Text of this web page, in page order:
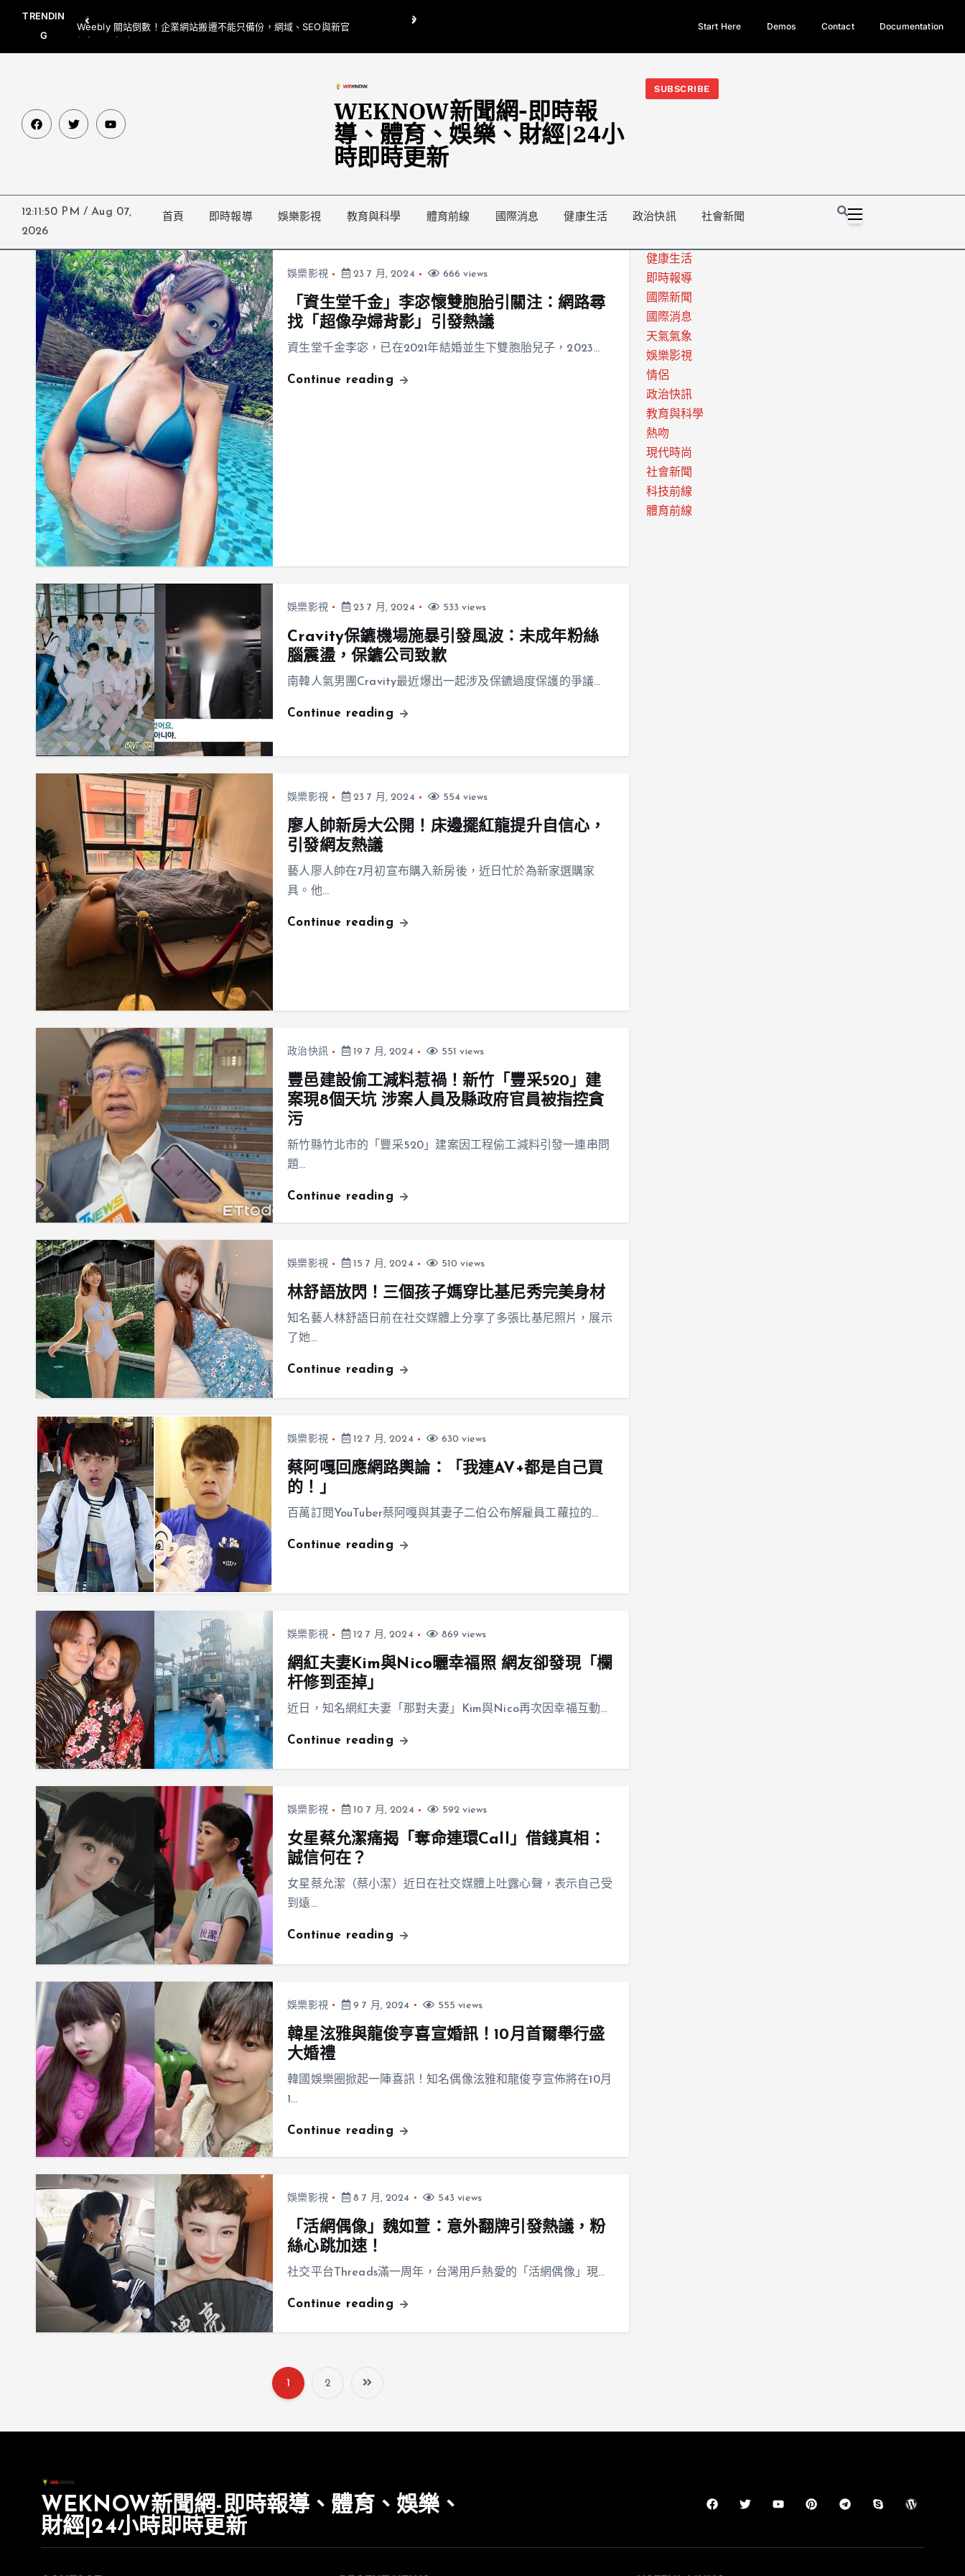
TRENDIN
G
Weebly 關站倒數！企業網站搬遷不能只備份，網域、SEO與新官
網都要一起處理
翁曉玲喊刪陸委會1295萬媒宣費惹議 梁文傑回「只能靠嘴巴」
今日熱門新聞TOP3｜西拉雅族正式成第17個原住民族、立院電競
光電場回
Start Here Demos Contact Documentation
WEKNOW新聞網-即時報
導、體育、娛樂、財經|24小
時即時更新
SUBSCRIBE
12:11:51 PM /
Aug 07,
2026
首頁 即時報導 娛樂影視 教育與科學 體育前線 國際消息 健康生活 政治快訊 社會新聞
娛樂影視 23 7 月, 2024 666 views
「資生堂千金」李宓懷雙胞胎引關注：網路尋
找「超像孕婦背影」引發熱議
資生堂千金李宓，已在2021年結婚並生下雙胞胎兒子，2023…
Continue reading
娛樂影視 23 7 月, 2024 533 views
Cravity保鑣機場施暴引發風波：未成年粉絲
腦震盪，保鑣公司致歉
南韓人氣男團Cravity最近爆出一起涉及保鑣過度保護的爭議…
Continue reading
娛樂影視 23 7 月, 2024 554 views
廖人帥新房大公開！床邊擺紅龍提升自信心，
引發網友熱議
藝人廖人帥在7月初宣布購入新房後，近日忙於為新家選購家
具。他…
Continue reading
政治快訊 19 7 月, 2024 551 views
豐邑建設偷工減料惹禍！新竹「豐采520」建
案現8個天坑 涉案人員及縣政府官員被指控貪
污
新竹縣竹北市的「豐采520」建案因工程偷工減料引發一連串問
題…
Continue reading
娛樂影視 15 7 月, 2024 510 views
林舒語放閃！三個孩子媽穿比基尼秀完美身材
知名藝人林舒語日前在社交媒體上分享了多張比基尼照片，展示
了她…
Continue reading
娛樂影視 12 7 月, 2024 630 views
蔡阿嘎回應網路輿論：「我連AV+都是自己買
的！」
百萬訂閱YouTuber蔡阿嘎與其妻子二伯公布解雇員工蘿拉的…
Continue reading
娛樂影視 12 7 月, 2024 869 views
網紅夫妻Kim與Nico曬幸福照 網友卻發現「欄
杆修到歪掉」
近日，知名網紅夫妻「那對夫妻」Kim與Nico再次因幸福互動…
Continue reading
娛樂影視 10 7 月, 2024 592 views
女星蔡允潔痛揭「奪命連環Call」借錢真相：
誠信何在？
女星蔡允潔（蔡小潔）近日在社交媒體上吐露心聲，表示自己受
到遠…
Continue reading
娛樂影視 9 7 月, 2024 555 views
韓星泫雅與龍俊亨喜宣婚訊！10月首爾舉行盛
大婚禮
韓國娛樂圈掀起一陣喜訊！知名偶像泫雅和龍俊亨宣佈將在10月
1…
Continue reading
娛樂影視 8 7 月, 2024 543 views
「活網偶像」魏如萱：意外翻牌引發熱議，粉
絲心跳加速！
社交平台Threads滿一周年，台灣用戶熱愛的「活網偶像」現…
Continue reading
1 2
健康生活
即時報導
國際新聞
國際消息
天氣氣象
娛樂影視
情侶
政治快訊
教育與科學
熱吻
現代時尚
社會新聞
科技前線
體育前線
WEKNOW新聞網-即時報導、體育、娛樂、
財經|24小時即時更新